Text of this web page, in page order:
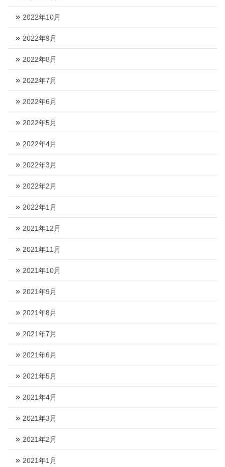
2022年10月
2022年9月
2022年8月
2022年7月
2022年6月
2022年5月
2022年4月
2022年3月
2022年2月
2022年1月
2021年12月
2021年11月
2021年10月
2021年9月
2021年8月
2021年7月
2021年6月
2021年5月
2021年4月
2021年3月
2021年2月
2021年1月